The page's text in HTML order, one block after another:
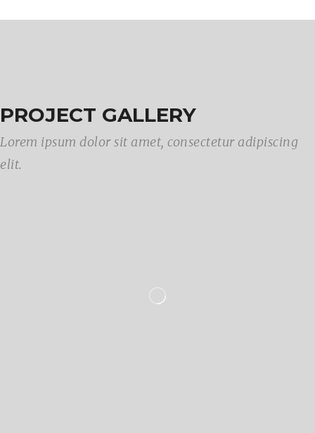
PROJECT GALLERY
Lorem ipsum dolor sit amet, consectetur adipiscing
elit.